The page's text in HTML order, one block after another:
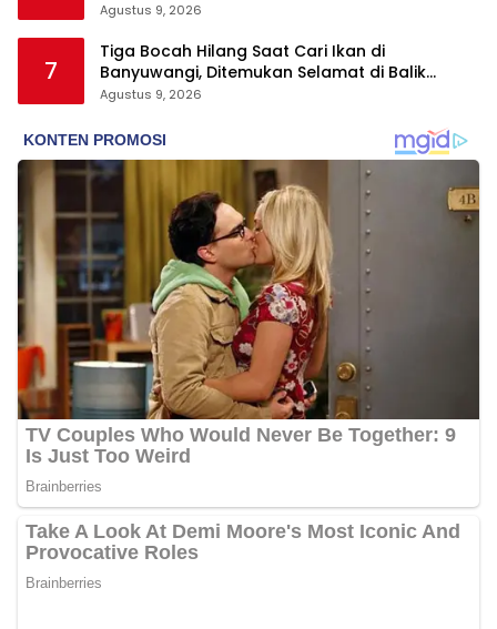
Tangerang
Agustus 9, 2026
7
Tiga Bocah Hilang Saat Cari Ikan di
Banyuwangi, Ditemukan Selamat di Balik
Semak dan Atas Pohon
Agustus 9, 2026